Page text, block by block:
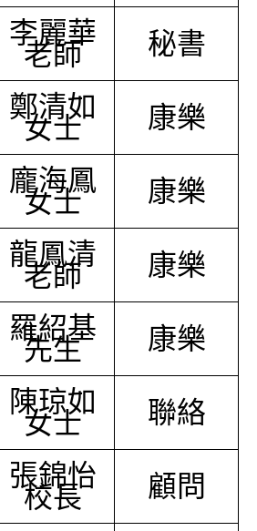
李麗華
老師 秘書
鄭清如
女士 康樂
龐海鳳
女士 康樂
龍鳳清
老師 康樂
羅紹基
先生 康樂
陳琼如
女士 聯絡
張錦怡
校長 顧問